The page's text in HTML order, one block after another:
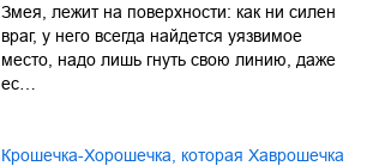
Змея, лежит на поверхности: как ни силен
враг, у него всегда найдется уязвимое
место, надо лишь гнуть свою линию, даже
ес…
Крошечка-Хорошечка, которая Хаврошечка